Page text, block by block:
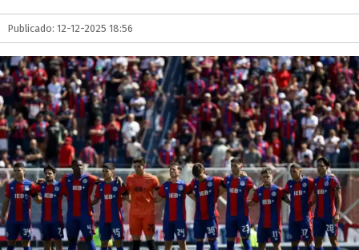
Publicado: 12-12-2025 18:56